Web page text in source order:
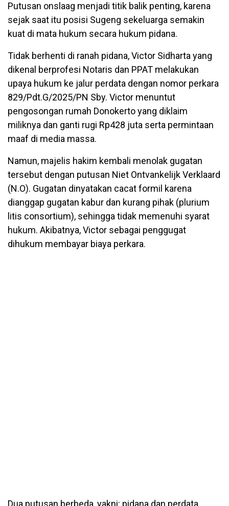
Putusan onslaag menjadi titik balik penting, karena
sejak saat itu posisi Sugeng sekeluarga semakin
kuat di mata hukum secara hukum pidana.
Tidak berhenti di ranah pidana, Victor Sidharta yang
dikenal berprofesi Notaris dan PPAT melakukan
upaya hukum ke jalur perdata dengan nomor perkara
829/Pdt.G/2025/PN Sby. Victor menuntut
pengosongan rumah Donokerto yang diklaim
miliknya dan ganti rugi Rp428 juta serta permintaan
maaf di media massa.
Namun, majelis hakim kembali menolak gugatan
tersebut dengan putusan Niet Ontvankelijk Verklaard
(N.O). Gugatan dinyatakan cacat formil karena
dianggap gugatan kabur dan kurang pihak (plurium
litis consortium), sehingga tidak memenuhi syarat
hukum. Akibatnya, Victor sebagai penggugat
dihukum membayar biaya perkara.
Dua putusan berbeda, yakni: pidana dan perdata,